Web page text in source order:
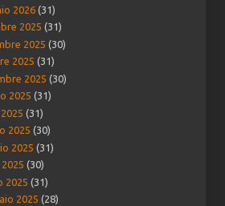
2026 (31)
2025 (31)
2025 (30)
2025 (31)
2025 (30)
2025 (31)
(31)
2025 (30)
2025 (31)
(30)
2025 (31)
2025 (28)